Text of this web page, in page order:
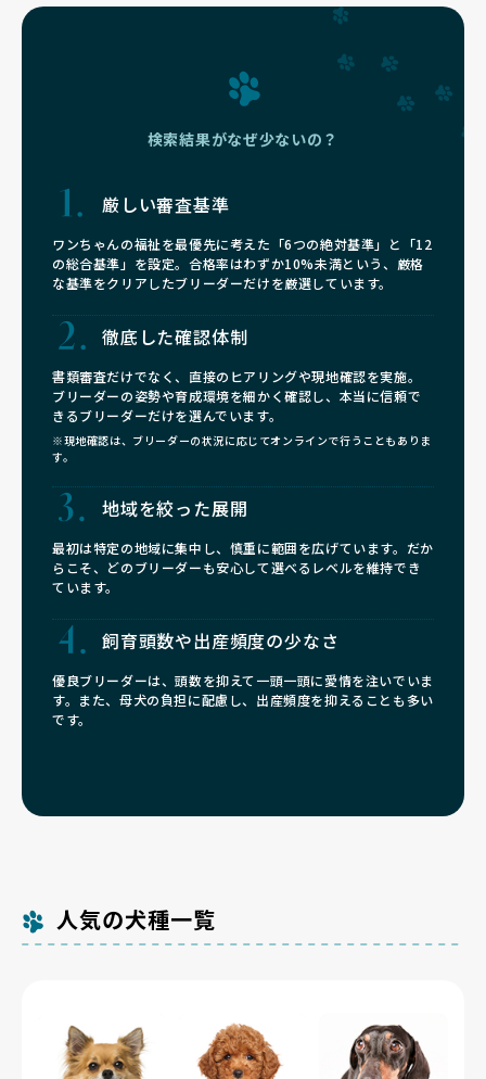
検索結果がなぜ少ないの？
厳しい審査基準
ワンちゃんの福祉を最優先に考えた「6つの絶対基準」と「12
の総合基準」を設定。合格率はわずか10%未満という、厳格
な基準をクリアしたブリーダーだけを厳選しています。
徹底した確認体制
書類審査だけでなく、直接のヒアリングや現地確認を実施。
ブリーダーの姿勢や育成環境を細かく確認し、本当に信頼で
きるブリーダーだけを選んでいます。
※現地確認は、ブリーダーの状況に応じてオンラインで行うこともありま
す。
地域を絞った展開
最初は特定の地域に集中し、慎重に範囲を広げています。だか
らこそ、どのブリーダーも安心して選べるレベルを維持でき
ています。
飼育頭数や出産頻度の少なさ
優良ブリーダーは、頭数を抑えて一頭一頭に愛情を注いでいま
す。また、母犬の負担に配慮し、出産頻度を抑えることも多い
です。
人気の犬種一覧